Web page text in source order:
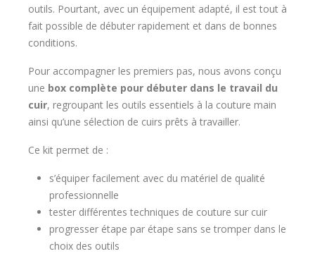
outils. Pourtant, avec un équipement adapté, il est tout à
fait possible de débuter rapidement et dans de bonnes
conditions.
Pour accompagner les premiers pas, nous avons conçu
une box complète pour débuter dans le travail du
cuir, regroupant les outils essentiels à la couture main
ainsi qu’une sélection de cuirs prêts à travailler.
Ce kit permet de :
s’équiper facilement avec du matériel de qualité
professionnelle
tester différentes techniques de couture sur cuir
progresser étape par étape sans se tromper dans le
choix des outils